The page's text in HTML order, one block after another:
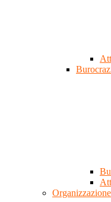
Organizzazione